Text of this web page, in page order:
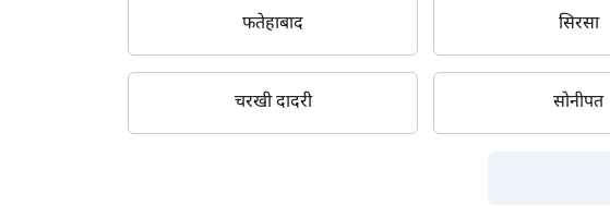
फतेहाबाद सिरसा
चरखी दादरी सोनीपत